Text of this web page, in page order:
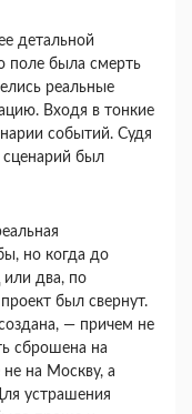
деталь­ной
поле была смерть
реальные
Входя в тонкие
событий. Судя
был
но когда до
или два, по
был свернут.
— причем не
сброшена на
на Москву, а
устрашения